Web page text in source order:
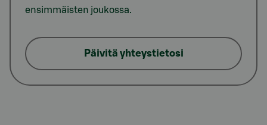
ensimmäisten joukossa.
Päivitä yhteystietosi